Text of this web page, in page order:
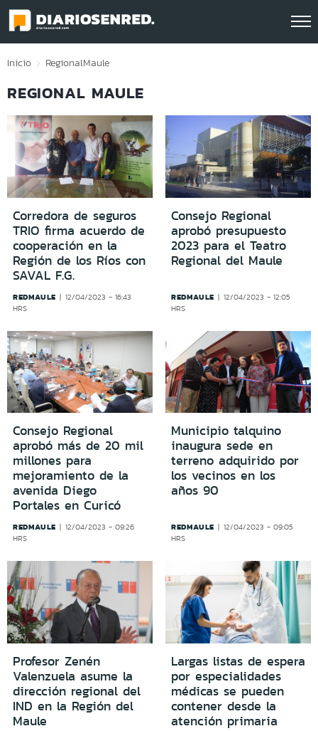
Click acá para ir directamente al contenido
Inicio RegionalMaule
REGIONAL MAULE
Corredora de seguros
TRIO firma acuerdo de
cooperación en la
Región de los Ríos con
SAVAL F.G.
REDMAULE
12/04/2023 - 16:43
HRS
Consejo Regional
aprobó presupuesto
2023 para el Teatro
Regional del Maule
REDMAULE
12/04/2023 - 12:05
HRS
Consejo Regional
aprobó más de 20 mil
millones para
mejoramiento de la
avenida Diego
Portales en Curicó
REDMAULE
12/04/2023 - 09:26
HRS
Municipio talquino
inaugura sede en
terreno adquirido por
los vecinos en los
años 90
REDMAULE
12/04/2023 - 09:05
HRS
Profesor Zenén
Valenzuela asume la
dirección regional del
IND en la Región del
Maule
Largas listas de espera
por especialidades
médicas se pueden
contener desde la
atención primaria